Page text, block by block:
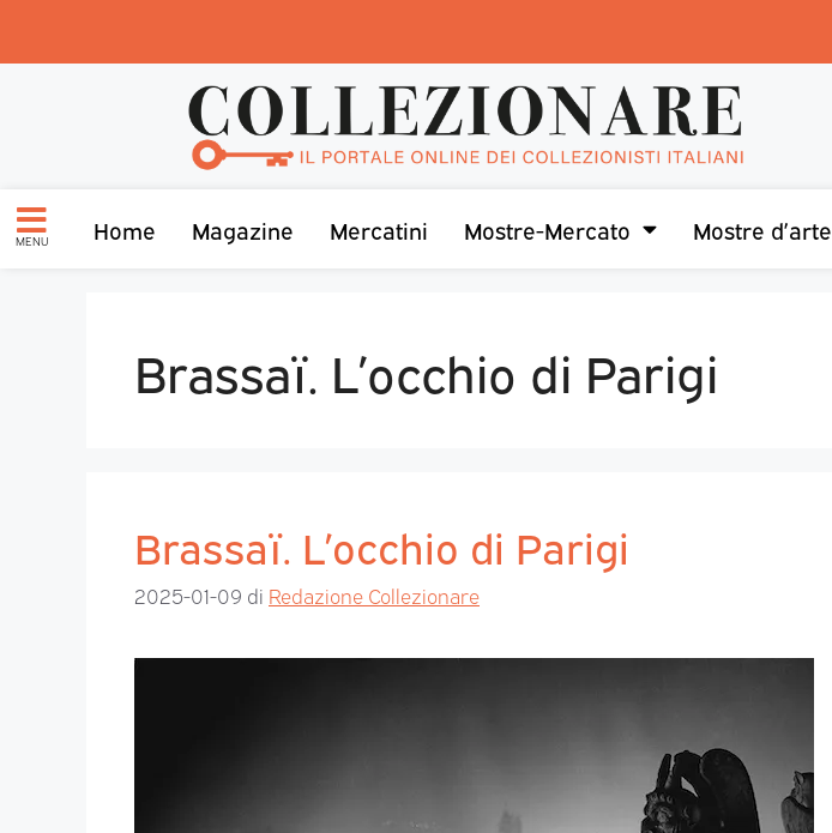
MENU Home Magazine Mercatini Mostre-Mercato Mostre d’arte
Brassaï. L’occhio di Parigi
Brassaï. L’occhio di Parigi
2025-01-09 di Redazione Collezionare